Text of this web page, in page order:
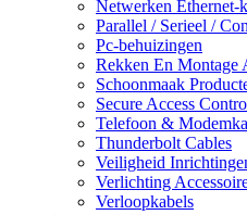
Netwerken Ethernet-
Parallel / Serieel /
Pc-behuizingen
Rekken En Montage
Schoonmaak
Secure Access
Telefoon &
Thunderbolt Cables
Veiligheid
Verlichting
Verloopkabels